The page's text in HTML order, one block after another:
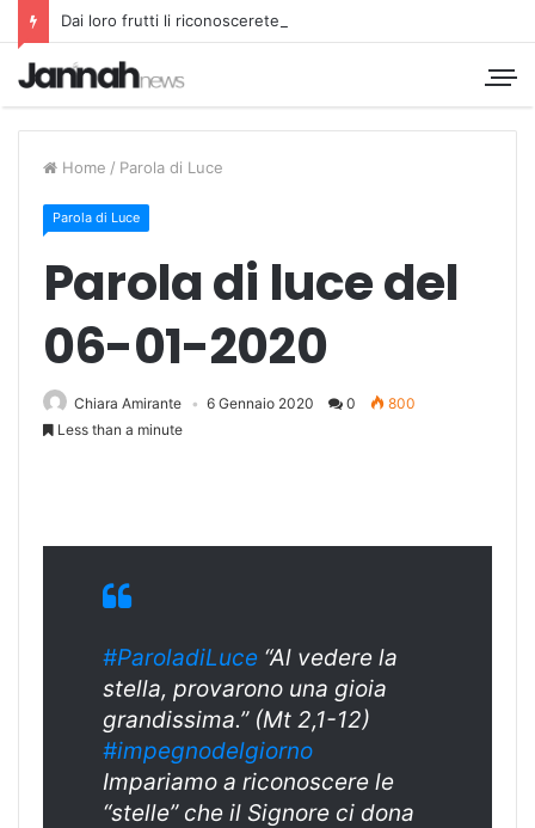
Dai loro frutti li riconoscerete
Home / Parola di Luce
Parola di Luce
Parola di luce del
06-01-2020
Chiara Amirante 6 Gennaio 2020 0
800
Less than a minute
#ParoladiLuce “Al vedere la
stella, provarono una gioia
grandissima.” (Mt 2,1-12)
#impegnodelgiorno
Impariamo a riconoscere le
“stelle” che il Signore ci dona